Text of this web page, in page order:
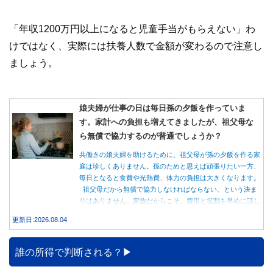
「年収1200万円以上になると児童手当がもらえない」わ
けではなく、実際には扶養人数で金額が変わるので注意し
ましょう。
娘夫婦が仕事の日は毎日孫の夕飯を作っていま
す。家計への負担も増えてきましたが、祖父母な
ら無償で協力するのが普通でしょうか？
共働きの娘夫婦を助けるために、祖父母が孫の夕飯を作る家
庭は珍しくありません。孫のためと思えば頑張りたい一方、
毎日となると食費や光熱費、体力の負担は大きくなります。
祖父母だから無償で協力しなければならない、という決ま
りはありません。家族だからこそ、費用と役割を早めに話し
更新日:2026.08.04
誰の所得で判断される？